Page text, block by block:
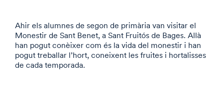
Ahir els alumnes de segon de primària van visitar el
Monestir de Sant Benet, a Sant Fruitós de Bages. Allà
han pogut conèixer com és la vida del monestir i han
pogut treballar l’hort, coneixent les fruites i hortalisses
de cada temporada.